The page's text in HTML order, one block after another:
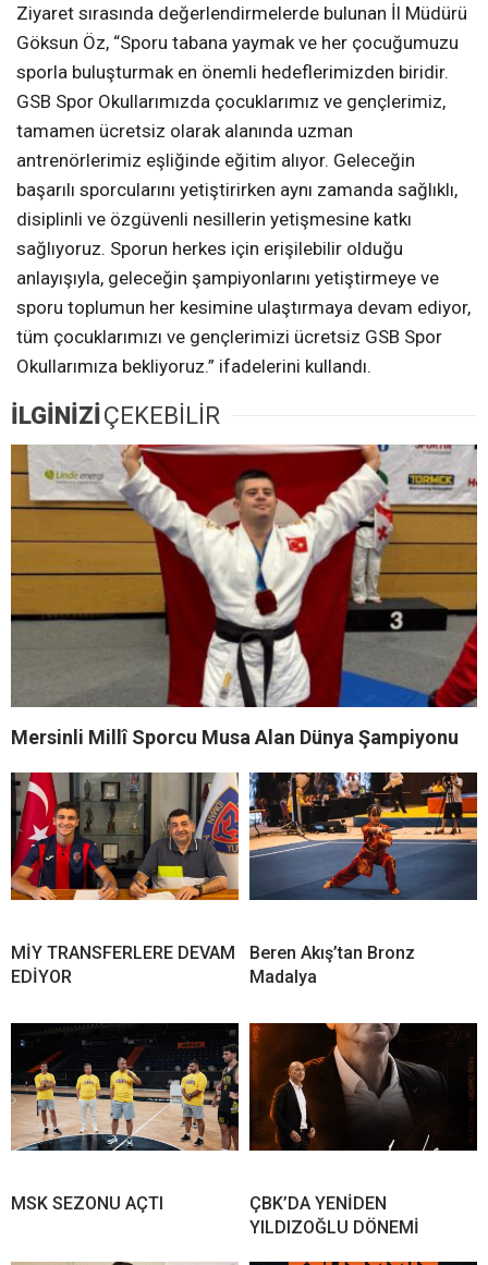
Ziyaret sırasında değerlendirmelerde bulunan İl Müdürü
Göksun Öz, “Sporu tabana yaymak ve her çocuğumuzu
sporla buluşturmak en önemli hedeflerimizden biridir.
GSB Spor Okullarımızda çocuklarımız ve gençlerimiz,
tamamen ücretsiz olarak alanında uzman
antrenörlerimiz eşliğinde eğitim alıyor. Geleceğin
başarılı sporcularını yetiştirirken aynı zamanda sağlıklı,
disiplinli ve özgüvenli nesillerin yetişmesine katkı
sağlıyoruz. Sporun herkes için erişilebilir olduğu
anlayışıyla, geleceğin şampiyonlarını yetiştirmeye ve
sporu toplumun her kesimine ulaştırmaya devam ediyor,
tüm çocuklarımızı ve gençlerimizi ücretsiz GSB Spor
Okullarımıza bekliyoruz.” ifadelerini kullandı.
İLGİNİZİÇEKEBİLİR
Mersinli Millî Sporcu Musa Alan Dünya Şampiyonu
MİY TRANSFERLERE DEVAM
EDİYOR
Beren Akış’tan Bronz
Madalya
MSK SEZONU AÇTI
ÇBK’DA YENİDEN
YILDIZOĞLU DÖNEMİ